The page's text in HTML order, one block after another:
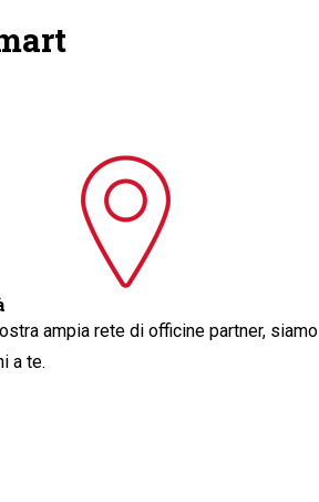
ampia rete di officine partner, siamo
a te.